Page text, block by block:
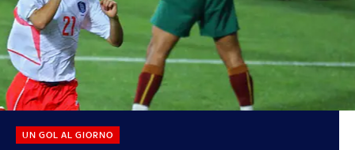
UN GOL AL GIORNO